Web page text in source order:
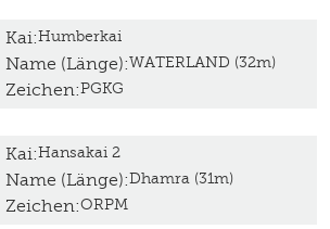
Kai:Humberkai
Name (Länge):WATERLAND (32m)
Zeichen:PGKG
Kai:Hansakai 2
Name (Länge):Dhamra (31m)
Zeichen:ORPM